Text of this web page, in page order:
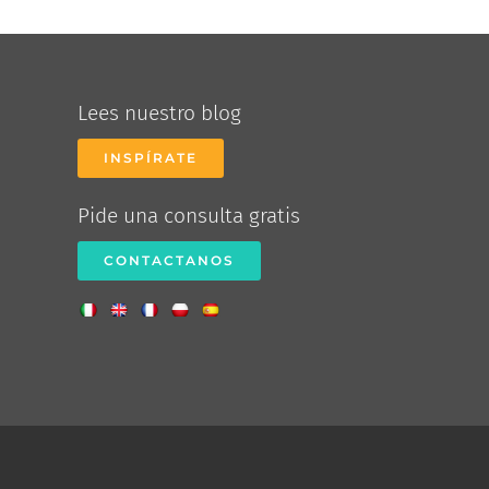
Lees nuestro blog
INSPÍRATE
Pide una consulta gratis
CONTACTANOS